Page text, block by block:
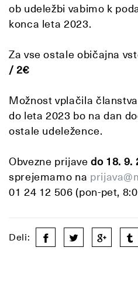
ob udeležbi vabimo k
konca leta 2023.
Za vse ostale običajna
/ 2€
Možnost vplačila
do leta 2023 bo na dan
ostale udeležence.
Obvezne prijavedo 18. 9.
sprejemamo na
01 24 12 506 (pon-pet,
Deli: